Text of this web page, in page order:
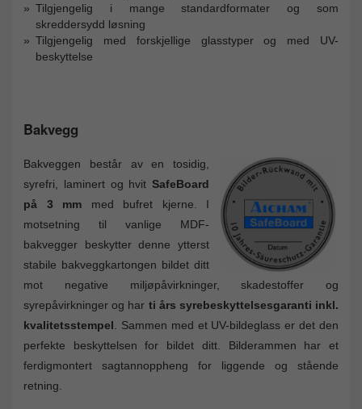
Tilgjengelig i mange standardformater og som
skreddersydd løsning
Tilgjengelig med forskjellige glasstyper og med UV-
beskyttelse
Bakvegg
Bakveggen består av en tosidig,
syrefri, laminert og hvit SafeBoard
på 3 mm med bufret kjerne. I
motsetning til vanlige MDF-
bakvegger beskytter denne ytterst
stabile bakveggkartongen bildet ditt
mot negative miljøpåvirkninger, skadestoffer og
syrepåvirkninger og har ti års syrebeskyttelsesgaranti inkl.
kvalitetsstempel. Sammen med et UV-bildeglass er det den
perfekte beskyttelsen for bildet ditt. Bilderammen har et
ferdigmontert sagtannoppheng for liggende og stående
retning.